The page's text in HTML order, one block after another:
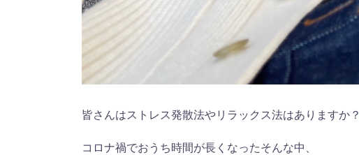
皆さんはストレス発散法やリラックス法はありますか？
コロナ禍でおうち時間が長くなったそんな中、